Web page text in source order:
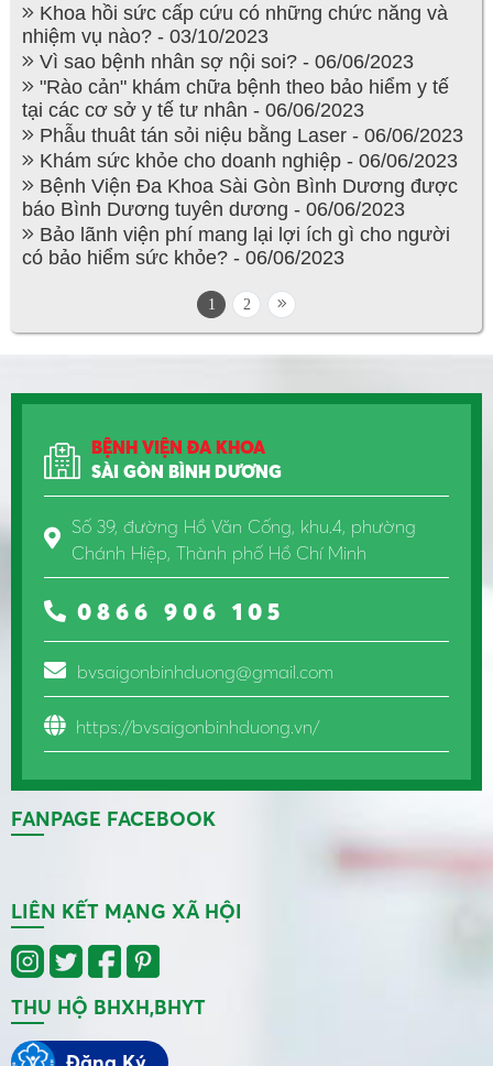
Khoa hồi sức cấp cứu có những chức năng và
nhiệm vụ nào? - 03/10/2023
Vì sao bệnh nhân sợ nội soi? - 06/06/2023
"Rào cản" khám chữa bệnh theo bảo hiểm y tế
tại các cơ sở y tế tư nhân - 06/06/2023
Phẫu thuât tán sỏi niệu bằng Laser - 06/06/2023
Khám sức khỏe cho doanh nghiệp - 06/06/2023
Bệnh Viện Đa Khoa Sài Gòn Bình Dương được
báo Bình Dương tuyên dương - 06/06/2023
Bảo lãnh viện phí mang lại lợi ích gì cho người
có bảo hiểm sức khỏe? - 06/06/2023
1 2
BỆNH VIỆN ĐA KHOA
SÀI GÒN BÌNH DƯƠNG
Số 39, đường Hồ Văn Cống, khu.4, phường
Chánh Hiệp, Thành phố Hồ Chí Minh
0866 906 105
bvsaigonbinhduong@gmail.com
https://bvsaigonbinhduong.vn/
FANPAGE FACEBOOK
LIÊN KẾT MẠNG XÃ HỘI
THU HỘ BHXH,BHYT